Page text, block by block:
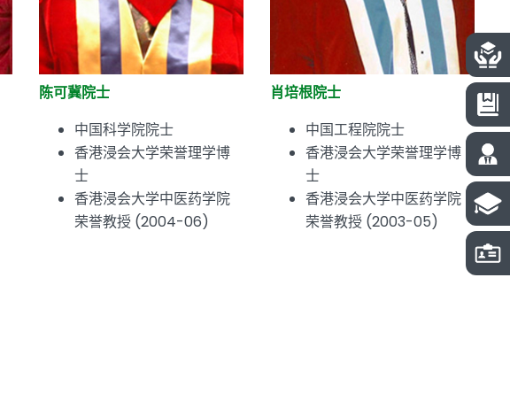
陈可冀院士
中国科学院院士
香港浸会大学荣誉理学博
士
香港浸会大学中医药学院
荣誉教授 (2004-06)
肖培根院士
中国工程院院士
香港浸会大学荣誉理学博
士
香港浸会大学中医药学院
荣誉教授 (2003-05)